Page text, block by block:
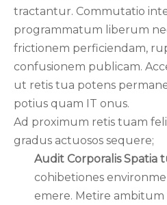
tractantur. Commutatio
programmatum liberum
frictionem perficiendam,
confusionem publicam.
ut retis tua potens
potius quam IT onus.
Ad proximum retis tuam
gradus actuosos sequere;
Audit Corporalis Spatia
cohibetiones
emere. Metire ambitum